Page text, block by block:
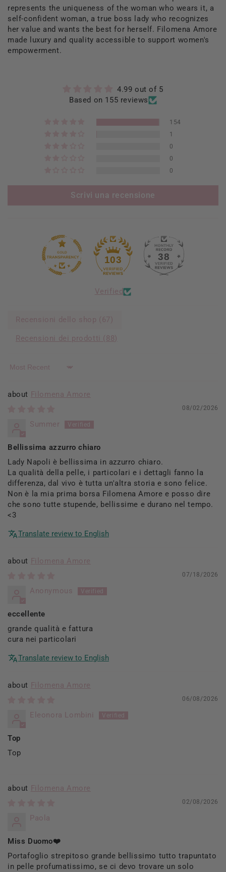
represents the uniqueness of the woman who wears it, a
self-confident woman, a true boss lady who recognizes
her value and wants the best for herself. Filomena Amore
made luxury and quality accessible to support women's
empowerment.
4.99 out of 5
Based on 155 reviews
154
1
0
0
0
Scrivi una recensione
103 38
Verified
Recensioni dello shop ( 67 )
Recensioni dei prodotti (88)
Sort by
Filomena Amore
08/02/2026
Summer
Bellissima azzurro chiaro
Lady Napoli è bellissima in azzurro chiaro.
La qualità della pelle, i particolari e i dettagli fanno la
differenza, dal vivo è tutta un'altra storia e sono felice.
Non è la mia prima borsa Filomena Amore e posso dire
che sono tutte stupende, bellissime e durano nel tempo.
<3
Translate review to English
Filomena Amore
07/18/2026
Anonymous
eccellente
grande qualità e fattura
cura nei particolari
Translate review to English
Filomena Amore
06/08/2026
Eleonora Lombini
Top
Top
Filomena Amore
02/08/2026
Paola
Miss Duomo❤️
Portafoglio strepitoso grande bellissimo tutto trapuntato
in pelle profumatissimo, se ci devo trovare un solo